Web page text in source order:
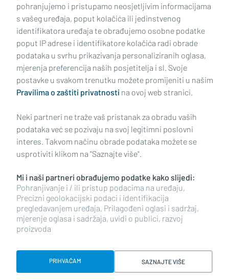
Impressum Uvjeti korištenja Politika privatnosti
Politika kolačića Kontakt Pritužbe Suradnici
Oglašavanje
RUBRIKE
BRODSKO-POSAVSKA ŽUPANIJA
POŽEŠKO-SLAVONSKA ŽUPANIJA
pohranjujemo i pristupamo neosjetljivim informacijama
s vašeg uređaja, poput kolačića ili jedinstvenog
identifikatora uređaja te obrađujemo osobne podatke
poput IP adrese i identifikatore kolačića radi obrade
podataka u svrhu prikazivanja personaliziranih oglasa,
mjerenja preferencija naših posjetitelja i sl. Svoje
postavke u svakom trenutku možete promijeniti u našim
Pravilima o zaštiti privatnosti na ovoj web stranici.
Neki partneri ne traže vaš pristanak za obradu vaših
podataka već se pozivaju na svoj legitimni poslovni
interes. Takvom načinu obrade podataka možete se
usprotiviti klikom na "Saznajte više".
Mi i naši partneri obrađujemo podatke kako slijedi:
Pohranjivanje i / ili pristup podacima na uređaju,
Precizni geolokacijski podaci i identifikacija
pregledavanjem uređaja, Prilagođeni oglasi i sadržaj,
mjerenje oglasa i sadržaja, uvidi o publici, razvoj
proizvoda
PRIHVAĆAM SAZNAJTE VIŠE